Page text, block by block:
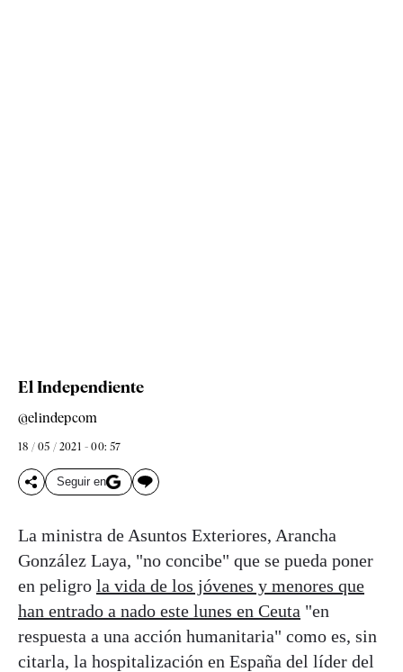
El Independiente
@elindepcom
18 / 05 / 2021 - 00: 57
Seguir en
La ministra de Asuntos Exteriores, Arancha
González Laya, "no concibe" que se pueda poner
en peligro la vida de los jóvenes y menores que
han entrado a nado este lunes en Ceuta "en
respuesta a una acción humanitaria" como es, sin
citarla, la hospitalización en España del líder del